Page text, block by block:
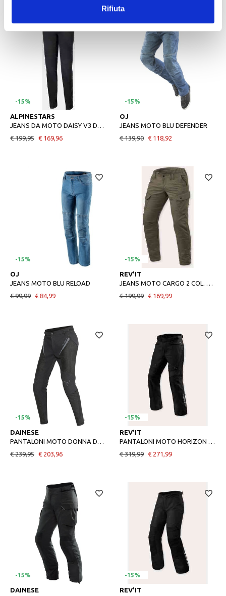
Rifiuta
-15%
28
ALPINESTARS
€ 199,95 € 169,96
-15%
52
OJ
JEANS MOTO BLU DEFENDER
€ 139,90
€ 118,92
-15%
48
OJ
JEANS MOTO BLU RELOAD
€ 99,99 € 84,99
-15%
44
REV'IT
JEANS MOTO CARGO 2 COL. ASFALTO
€ 199,99
€ 169,99
-15%
46
DAINESE
€ 239,95 € 203,96
-15%
M
REV'IT
€ 319,99
€ 271,99
-15%
54
DAINESE
-15%
XL
REV'IT